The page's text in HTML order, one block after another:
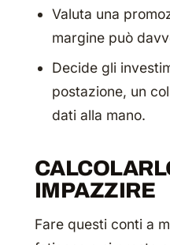
Valuta una
margine può
Decide gli
postazione, un
dati alla mano.
IMPAZZIRE
Fare questi conti a